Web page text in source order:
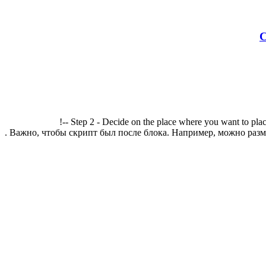
!-- Step 2 - Decide on the place where you want to
. Важно, чтобы скрипт был после блока. Например, можно